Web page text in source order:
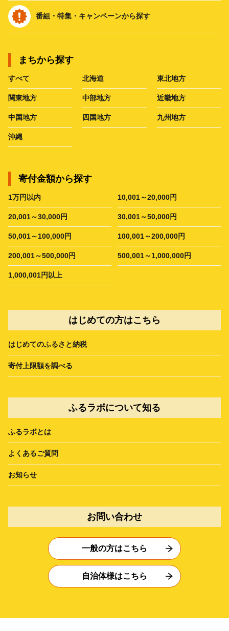
番組・特集・キャンペーンから探す
まちから探す
すべて 北海道 東北地方
関東地方 中部地方 近畿地方
中国地方 四国地方 九州地方
沖縄
寄付金額から探す
1万円以内 10,001～20,000円
20,001～30,000円 30,001～50,000円
50,001～100,000円 100,001～200,000円
200,001～500,000円 500,001～1,000,000円
1,000,001円以上
はじめての方はこちら
はじめてのふるさと納税
寄付上限額を調べる
ふるラボについて知る
ふるラボとは
よくあるご質問
お知らせ
お問い合わせ
一般の方はこちら
自治体様はこちら